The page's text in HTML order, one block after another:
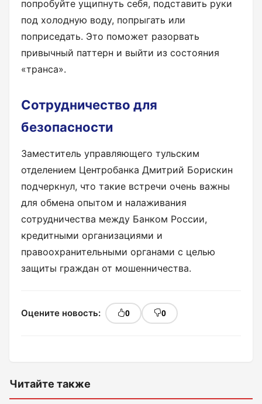
попробуйте ущипнуть себя, подставить руки
под холодную воду, попрыгать или
поприседать. Это поможет разорвать
привычный паттерн и выйти из состояния
«транса».
Сотрудничество для
безопасности
Заместитель управляющего тульским
отделением Центробанка Дмитрий Борискин
подчеркнул, что такие встречи очень важны
для обмена опытом и налаживания
сотрудничества между Банком России,
кредитными организациями и
правоохранительными органами с целью
защиты граждан от мошенничества.
Оцените новость: 0 0
Читайте также